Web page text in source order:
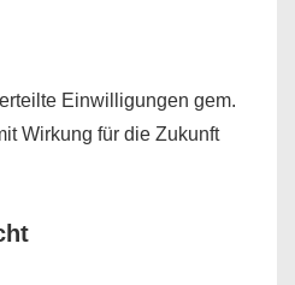
Einwilligungen gem.
Wirkung für die Zukunft